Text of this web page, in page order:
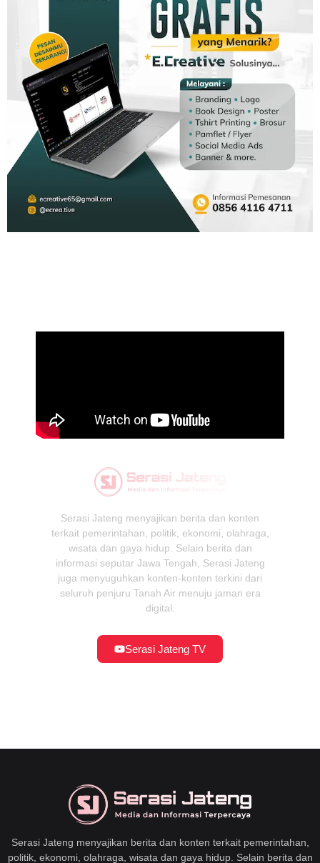
Serasi Jateng menyajikan berita dan konten
terkait pemerintahan, politik, ekonomi, olahraga,
wisata dan gaya hidup. Selain berita dan
informasi seputar Jawa Tengah, Serasi Jateng
juga menyuguhkan konten-konten terkini dari
seluruh penjuru Tanah Air menuju jaman era
digital.
Serasi Jateng TV
Serasi Jateng menyajikan berita dan konten terkait pemerintahan,
politik, ekonomi, olahraga, wisata dan gaya hidup. Selain berita dan